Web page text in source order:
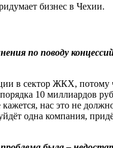
бизнес в Чехии.
по поводу
в сектор ЖКХ, потому
порядка 10
нас это не
одна компания,